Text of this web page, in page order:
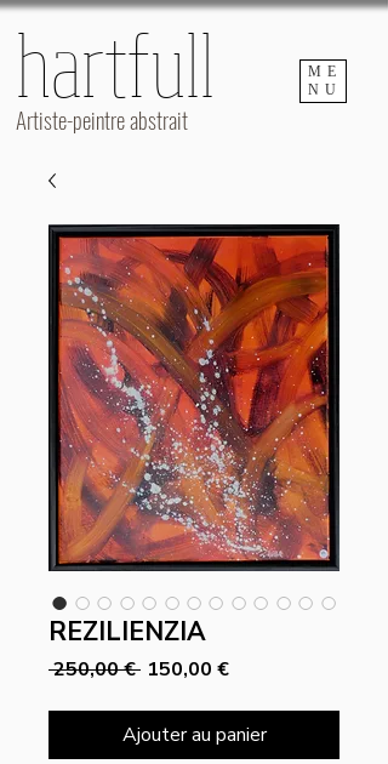
ME
NU
hartfull
hartfull
Artiste-peintre abstrait
REZILIENZIA
250,00 € Prix
150,00 €Prix
Ajouter au panier